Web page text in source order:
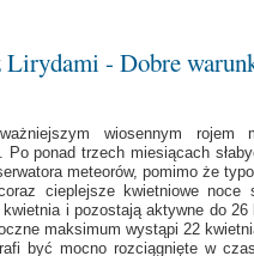
Lirydami - Dobre
wiosennym rojem
Po ponad trzech miesiącach
meteorów, pomimo że
cieplejsze kwietniowe
kwietnia i pozostają aktywne do
maksimum wystąpi 22
być mocno rozciągnięte w